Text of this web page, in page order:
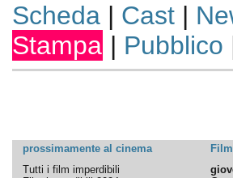
Scheda| Cast|
Stampa | Pubblico
prossimamente al cinema
Tutti i film imperdibili